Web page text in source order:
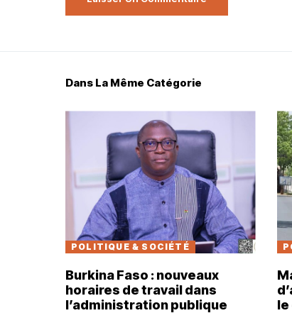
Dans La Même Catégorie
POLITIQUE & SOCIÉTÉ
Burkina Faso : nouveaux
horaires de travail dans
l’administration publique
le